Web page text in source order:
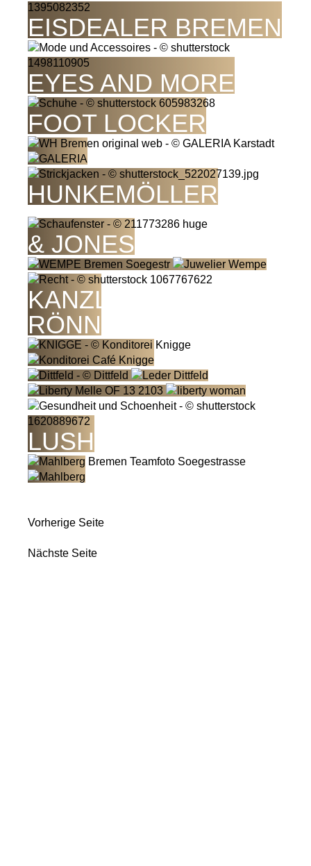
EISDEALER BREMEN
EYES AND MORE
FOOT LOCKER
HUNKEMÖLLER
& JONES
KANZLEI BIANCA
RÖNN
LUSH
Vorherige Seite
Nächste Seite